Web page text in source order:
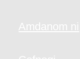
Amdanom ni